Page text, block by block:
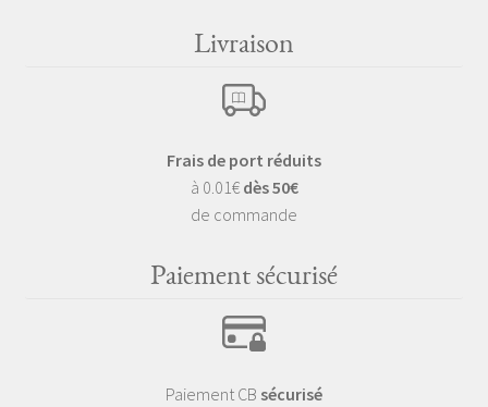
Livraison
Frais de port réduits
à 0.01€ dès 50€
de commande
Paiement sécurisé
Paiement CB sécurisé